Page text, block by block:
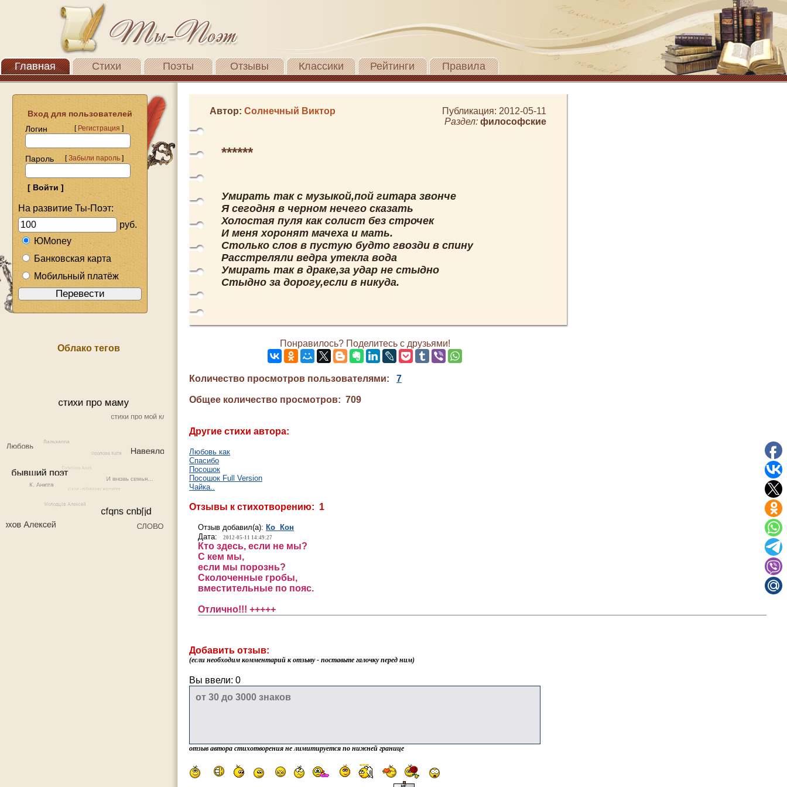
Главная Стихи Поэты Отзывы Классики Рейтинги Правила
Вход для пользователей
Логин
[Регистрация]
Пароль [Забыли пароль]
На развитие Ты-Поэт:
руб.
ЮMoney
Банковская карта
Мобильный платёж
Облако тегов
Автор: Солнечный Виктор
Публикация: 2012-05-11
Раздел: философские
******
Умирать так с музыкой,пой гитара звонче
Я сегодня в черном нечего сказать
Холостая пуля как солист без строчек
И меня хоронят мачеха и мать.
Столько слов в пустую будто гвозди в спину
Расстреляли ведра утекла вода
Умирать так в драке,за удар не стыдно
Стыдно за дорогу,если в никуда.
Понравилось? Поделитесь с друзьями!
Количество просмотров пользователями: 7
Общее количество просмотров: 709
Другие стихи автора:
Любовь как
Спасибо
Посошок
Посошок Full Version
Чайка..
Отзывы к стихотворению: 1
Отзыв добавил(а): Ко Кон
Дата:
2012-05-11 14:49:27
Кто здесь, если не мы?
С кем мы,
если мы порознь?
Сколоченные гробы,
вместительные по пояс.
Отлично!!! +++++
Добавить отзыв:
(если необходим комментарий к отзыву - поставьте галочку перед ним)
Вы ввели: 0
отзыв автора стихотворения не лимитируется по нижней границе